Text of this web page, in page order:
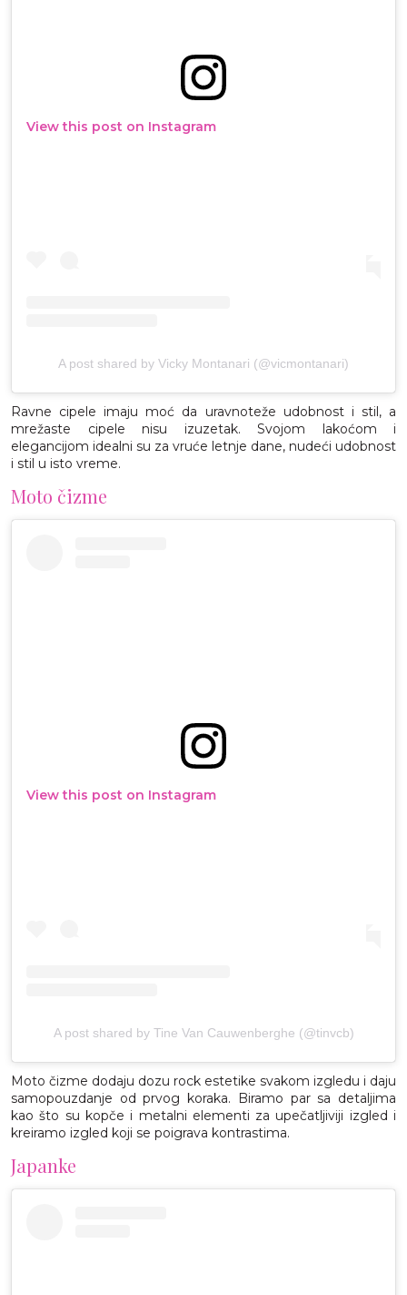
View this post on Instagram
A post shared by Vicky Montanari (@vicmontanari)
Ravne cipele imaju moć da uravnoteže udobnost i stil, a
mrežaste cipele nisu izuzetak. Svojom lakoćom i
elegancijom idealni su za vruće letnje dane, nudeći udobnost
i stil u isto vreme.
Moto čizme
View this post on Instagram
A post shared by Tine Van Cauwenberghe (@tinvcb)
Moto čizme dodaju dozu rock estetike svakom izgledu i daju
samopouzdanje od prvog koraka. Biramo par sa detaljima
kao što su kopče i metalni elementi za upečatljiviji izgled i
kreiramo izgled koji se poigrava kontrastima.
Japanke